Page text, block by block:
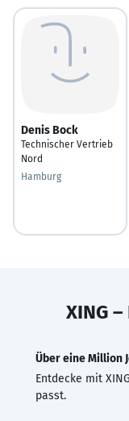
Denis Bock
Technischer Vertrieb
Nord
Hamburg
XING
Über eine Million
Entdecke mit
passt.